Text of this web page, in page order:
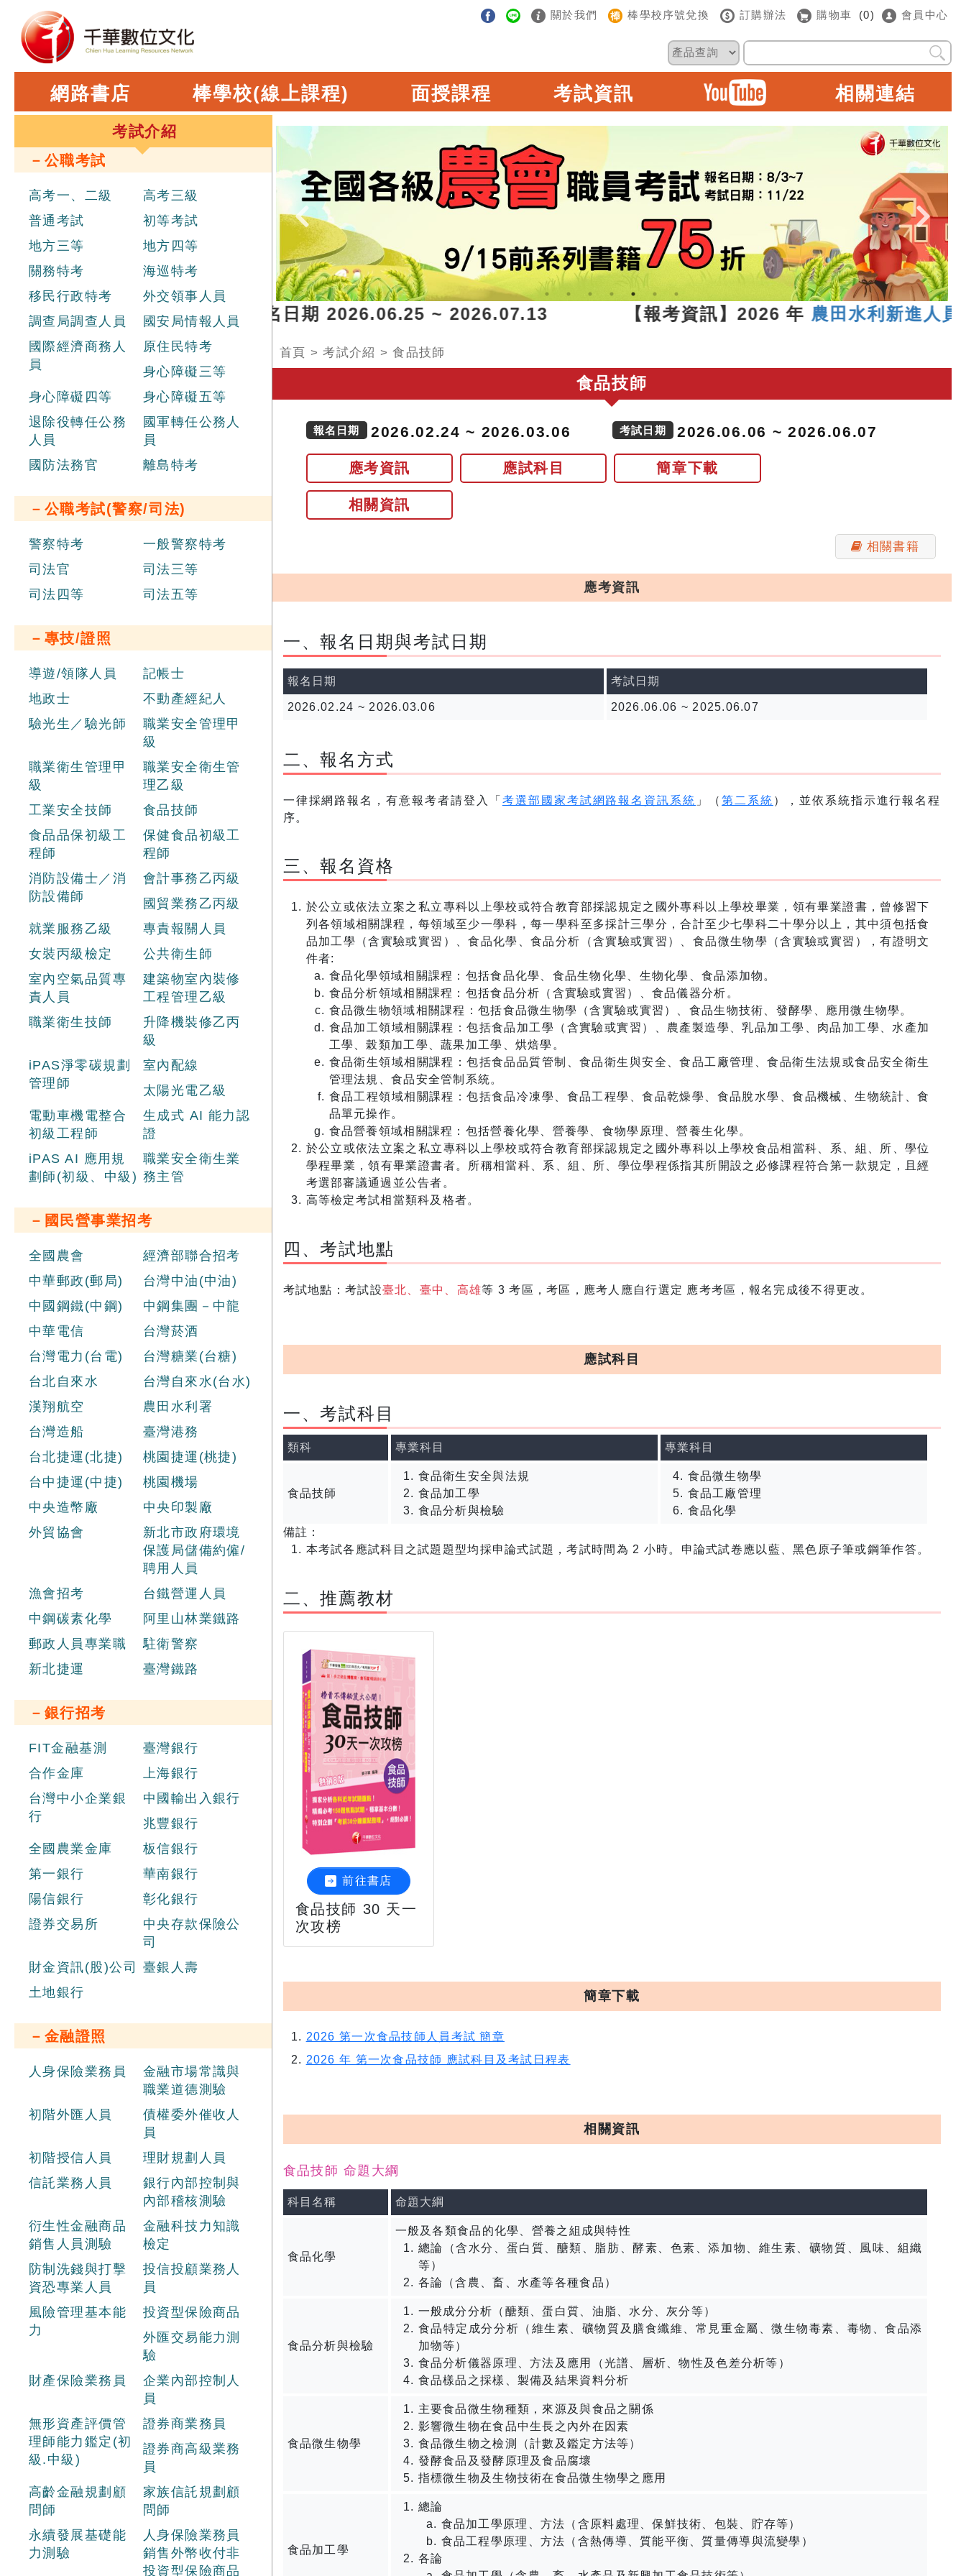
關於我們 棒學校序號兌換 訂購辦法 購物車 (0) 會員中心
網路書店 棒學校(線上課程) 面授課程 考試資訊 相關連結
考試介紹
－公職考試
高考一、二級
高考三級
普通考試
初等考試
地方三等
地方四等
關務特考
海巡特考
移民行政特考
外交領事人員
調查局調查人員
國安局情報人員
國際經濟商務人
員
原住民特考
身心障礙三等
身心障礙四等
身心障礙五等
退除役轉任公務
人員
國軍轉任公務人
員
國防法務官
離島特考
－公職考試(警察/司法)
警察特考
一般警察特考
司法官
司法三等
司法四等
司法五等
－專技/證照
導遊/領隊人員
記帳士
地政士
不動產經紀人
驗光生／驗光師
職業安全管理甲
級
職業衛生管理甲
級
職業安全衛生管
理乙級
工業安全技師
食品技師
食品品保初級工
程師
保健食品初級工
程師
消防設備士／消
防設備師
會計事務乙丙級
國貿業務乙丙級
就業服務乙級
專責報關人員
女裝丙級檢定
公共衛生師
室內空氣品質專
責人員
建築物室內裝修
工程管理乙級
職業衛生技師
升降機裝修乙丙
級
iPAS淨零碳規劃
管理師
室內配線
太陽光電乙級
電動車機電整合
初級工程師
生成式 AI 能力認
證
iPAS AI 應用規
劃師(初級、中級)
職業安全衛生業
務主管
－國民營事業招考
全國農會
經濟部聯合招考
中華郵政(郵局)
台灣中油(中油)
中國鋼鐵(中鋼)
中鋼集團－中龍
中華電信
台灣菸酒
台灣電力(台電)
台灣糖業(台糖)
台北自來水
台灣自來水(台水)
漢翔航空
農田水利署
台灣造船
臺灣港務
台北捷運(北捷)
桃園捷運(桃捷)
台中捷運(中捷)
桃園機場
中央造幣廠
中央印製廠
外貿協會
新北市政府環境
保護局儲備約僱/
聘用人員
漁會招考
台鐵營運人員
中鋼碳素化學
阿里山林業鐵路
郵政人員專業職
駐衛警察
新北捷運
臺灣鐵路
－銀行招考
FIT金融基測
臺灣銀行
合作金庫
上海銀行
台灣中小企業銀
行
中國輸出入銀行
兆豐銀行
全國農業金庫
板信銀行
第一銀行
華南銀行
陽信銀行
彰化銀行
證券交易所
中央存款保險公
司
財金資訊(股)公司
臺銀人壽
土地銀行
－金融證照
人身保險業務員
金融市場常識與
職業道德測驗
初階外匯人員
債權委外催收人
員
初階授信人員
理財規劃人員
信託業務人員
銀行內部控制與
內部稽核測驗
衍生性金融商品
銷售人員測驗
金融科技力知識
檢定
防制洗錢與打擊
資恐專業人員
投信投顧業務人
員
風險管理基本能
力
投資型保險商品
外匯交易能力測
驗
財產保險業務員
企業內部控制人
員
無形資產評價管
理師能力鑑定(初
級.中級)
證券商業務員
證券商高級業務
員
高齡金融規劃顧
問師
家族信託規劃顧
問師
永續發展基礎能
力測驗
人身保險業務員
銷售外幣收付非
投資型保險商品
進職員辦理聯合招考，報名日期 2026.06.25 ~ 2026.07.13 【報考資訊】2026 年農田水利新進人員聯合
首頁 >考試介紹 >食品技師
食品技師
報名日期 2026.02.24 ~ 2026.03.06 考試日期 2026.06.06 ~ 2026.06.07
應考資訊 應試科目 簡章下載
相關資訊
相關書籍
應考資訊
一、報名日期與考試日期
報名日期
2026.02.24 ~ 2026.03.06
考試日期
2026.06.06 ~ 2025.06.07
二、報名方式
一律採網路報名，有意報考者請登入「 考選部國家考試網路報名資訊系統 」（第二系統 ），並依系統指示進行報名程
序。
三、報名資格
於公立或依法立案之私立專科以上學校或符合教育部採認規定之國外專科以上學校畢業，領有畢業證書，曾修習下
列各領域相關課程，每領域至少一學科，每一學科至多採計三學分，合計至少七學科二十學分以上，其中須包括食
品加工學（含實驗或實習）、食品化學、食品分析（含實驗或實習）、食品微生物學（含實驗或實習），有證明文
件者:
食品化學領域相關課程：包括食品化學、食品生物化學、生物化學、食品添加物。
食品分析領域相關課程：包括食品分析（含實驗或實習）、食品儀器分析。
食品微生物領域相關課程：包括食品微生物學（含實驗或實習）、食品生物技術、發酵學、應用微生物學。
食品加工領域相關課程：包括食品加工學（含實驗或實習）、農產製造學、乳品加工學、肉品加工學、水產加
工學、榖類加工學、蔬果加工學、烘焙學。
食品衛生領域相關課程：包括食品品質管制、食品衛生與安全、食品工廠管理、食品衛生法規或食品安全衛生
管理法規、食品安全管制系統。
食品工程領域相關課程：包括食品冷凍學、食品工程學、食品乾燥學、食品脫水學、食品機械、生物統計、食
品單元操作。
食品營養領域相關課程：包括營養化學、營養學、食物學原理、營養生化學。
於公立或依法立案之私立專科以上學校或符合教育部採認規定之國外專科以上學校食品相當科、系、組、所、學位
學程畢業，領有畢業證書者。所稱相當科、系、組、所、學位學程係指其所開設之必修課程符合第一款規定，且經
考選部審議通過並公告者。
高等檢定考試相當類科及格者。
四、考試地點
考試地點：考試設臺北、臺中、高雄等 3 考區，考區，應考人應自行選定 應考考區，報名完成後不得更改。
應試科目
一、考試科目
類科 專業科目 專業科目
食品技師
食品衛生安全與法規
食品加工學
食品分析與檢驗
食品微生物學
食品工廠管理
食品化學
備註：
本考試各應試科目之試題題型均採申論式試題，考試時間為 2 小時。申論式試卷應以藍、黑色原子筆或鋼筆作答。
​二、推薦教材
前往書店
食品技師 30 天一
次攻榜
簡章下載
2026 第一次食品技師人員考試 簡章
2026 年 第一次食品技師 應試科目及考試日程表
相關資訊
食品技師 命題大綱
科目名稱 命題大綱
食品化學
一般及各類食品的化學、營養之組成與特性
總論（含水分、蛋白質、醣類、脂肪、酵素、色素、添加物、維生素、礦物質、風味、組織
等）
各論（含農、畜、水產等各種食品）
食品分析與檢驗
一般成分分析（醣類、蛋白質、油脂、水分、灰分等）
食品特定成分分析（維生素、礦物質及膳食纖維、常見重金屬、微生物毒素、毒物、食品添
加物等）
食品分析儀器原理、方法及應用（光譜、層析、物性及色差分析等）
食品樣品之採樣、製備及結果資料分析
食品微生物學
主要食品微生物種類，來源及與食品之關係
影響微生物在食品中生長之內外在因素
食品微生物之檢測（計數及鑑定方法等）
發酵食品及發酵原理及食品腐壞
指標微生物及生物技術在食品微生物學之應用
食品加工學
總論
食品加工學原理、方法（含原料處理、保鮮技術、包裝、貯存等）
食品工程學原理、方法（含熱傳導、質能平衡、質量傳導與流變學）
各論